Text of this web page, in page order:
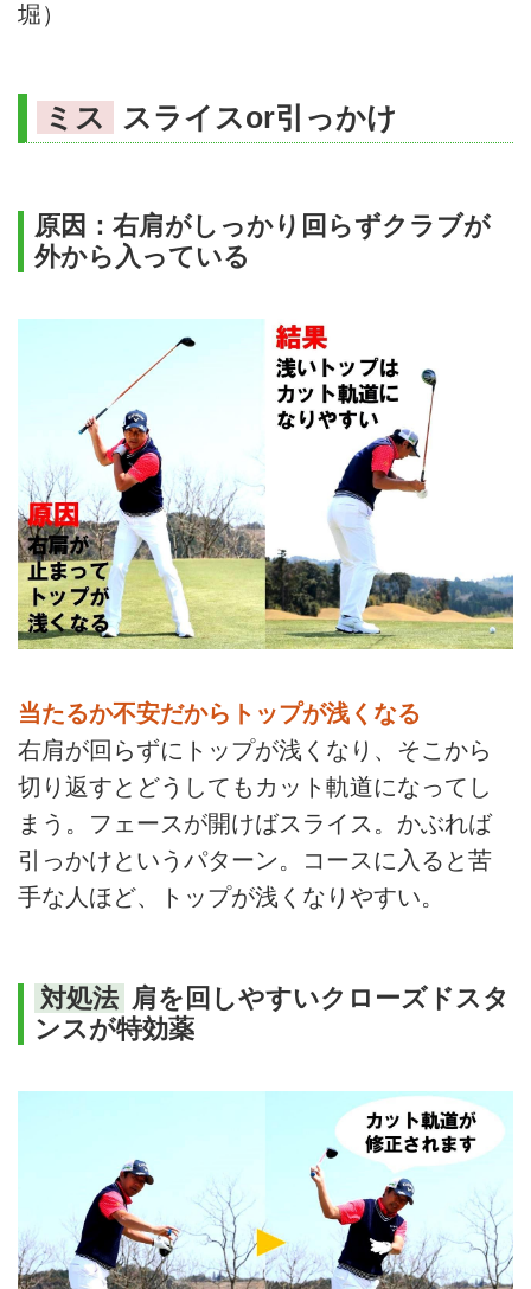
堀）
ミス スライスor引っかけ
原因：右肩がしっかり回らずクラブが
外から入っている
当たるか不安だからトップが浅くなる
右肩が回らずにトップが浅くなり、そこから
切り返すとどうしてもカット軌道になってし
まう。フェースが開けばスライス。かぶれば
引っかけというパターン。コースに入ると苦
手な人ほど、トップが浅くなりやすい。
対処法 肩を回しやすいクローズドスタ
ンスが特効薬